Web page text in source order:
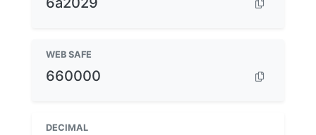
WEB SAFE
660000
DECIMAL